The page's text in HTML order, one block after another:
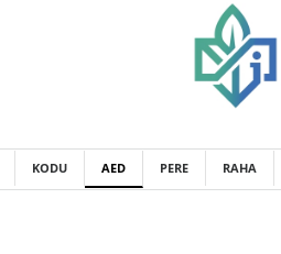
KODU AED PERE RAHA